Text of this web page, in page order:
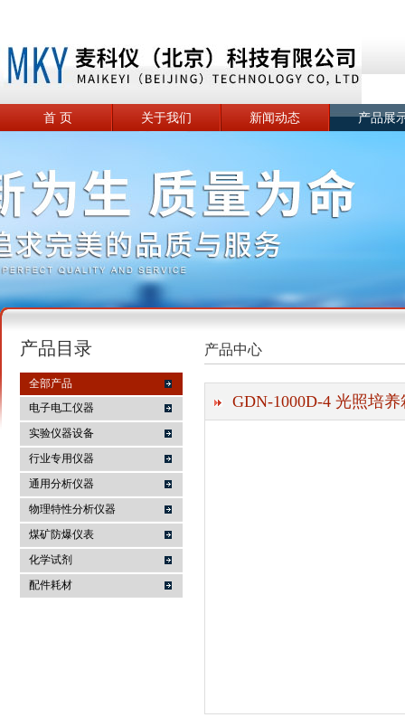
麦科仪（北京）科技有限公司
首 页 关于我们 新闻动态 产品展
产品目录
全部产品
电子电工仪器
实验仪器设备
行业专用仪器
通用分析仪器
物理特性分析仪器
煤矿防爆仪表
化学试剂
配件耗材
产品中心
GDN-1000D-4 光照培养